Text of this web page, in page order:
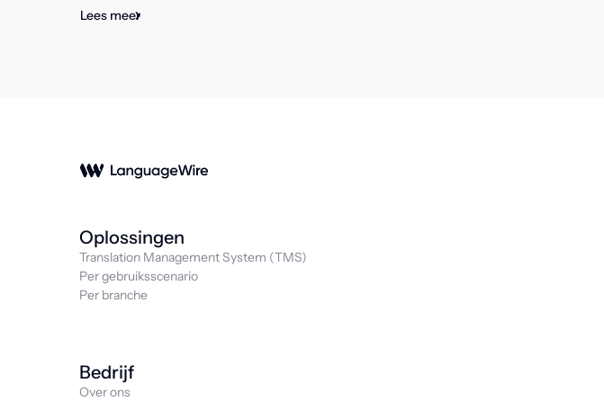
Lees meer
Oplossingen
Translation Management System (TMS)
Per gebruiksscenario
Per branche
Bedrijf
Over ons